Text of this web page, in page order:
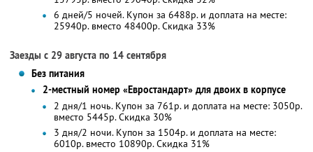
6 дней/5 ночей. Купон за 6488р. и доплата на месте:
25940р. вместо 48400р. Скидка 33%
Заезды с 29 августа по 14 сентября
Без питания
2-местный номер «Евростандарт» для двоих в корпусе
2 дня/1 ночь. Купон за 761р. и доплата на месте: 3050р.
вместо 5445р.Скидка 30%
3 дня/2 ночи. Купон за 1504р. и доплата на месте:
6010р. вместо 10890р.Скидка 31%